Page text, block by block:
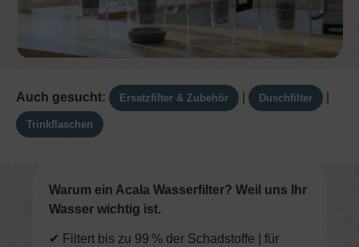
Auch gesucht: Ersatzfilter & Zubehör Duschfilter
Trinkflaschen
Warum ein Acala Wasserfilter? Weil uns Ihr
Wasser wichtig ist.
✔ Filtert bis zu 99 % der Schadstoffe | für